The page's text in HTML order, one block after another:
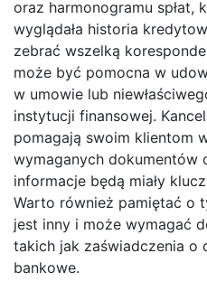
oraz harmonogramu spłat,
wyglądała historia
zebrać wszelką
może być pomocna w
w umowie lub
instytucji finansowej.
pomagają swoim klientom
wymaganych dokumentów
informacje będą miały
Warto również pamiętać o
jest inny i może wymagać
takich jak zaświadczenia o
bankowe.